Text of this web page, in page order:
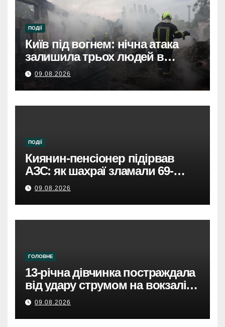
ПОДІЇ
Київ під вогнем: нічна атака
залишила трьох людей в
лікарнях.
09.08.2026
ПОДІЇ
Киянин-пенсіонер підірвав
АЗС: як шахраї зламали 69-
річного чоловіка.
09.08.2026
ГОЛОВНЕ
13-річна дівчинка постраждала
від удару струмом на вокзалі в
Броварах.
09.08.2026